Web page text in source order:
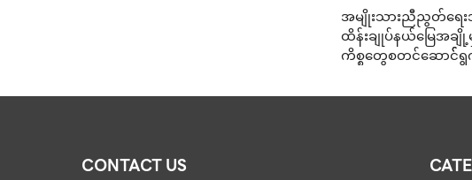
အမျိုးသားညီညွတ်ရေး
ထိန်းချုပ်နယ်မြေအချို့
ကိစ္စတွေစတင်ဆောင််ရွက်
CONTACT US